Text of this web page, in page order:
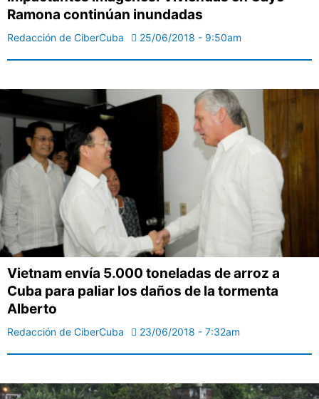
Ramona continúan inundadas
Redacción de CiberCuba 25/06/2018 - 9:50am
Vietnam envía 5.000 toneladas de arroz a
Cuba para paliar los daños de la tormenta
Alberto
Redacción de CiberCuba 23/06/2018 - 7:32am